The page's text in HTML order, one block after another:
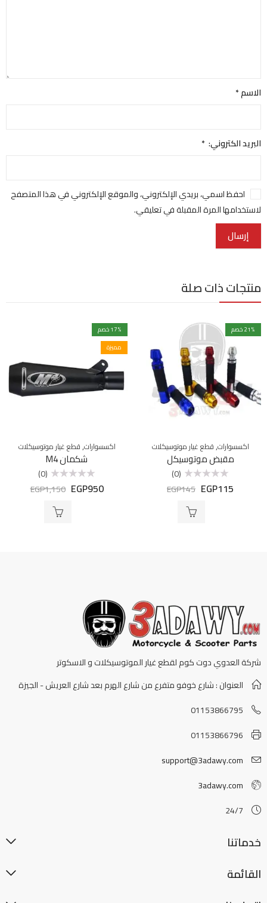
الاسم*
البريد الكتروني: *
احفظ اسمي، بريدي الإلكتروني، والموقع الإلكتروني في هذا المتصفح
لاستخدامها المرة المقبلة في تعليقي.
منتجات ذات صلة
21% خصم
اكسسوارات,قطع غيار موتوسيكلات
مقبض موتوسيكل
التقييم
(0)
EGP115
EGP145
17% خصم
مميزة
اكسسوارات,قطع غيار موتوسيكلات
شكمان M4
التقييم
(0)
EGP950
EGP1,150
شركة العدوي دوت كوم لقطع غيار الموتوسيكلات و الاسكوتر
العنوان : شارع خوفو متفرع من شارع الهرم بعد شارع العريش - الجيزة
01153866795
01153866796
support@3adawy.com
3adawy.com
24/7
خدماتنا
القائمة